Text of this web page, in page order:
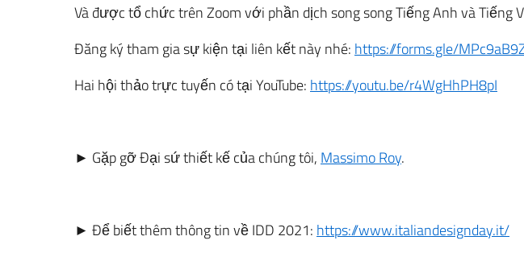
Và được tổ chức trên Zoom với phần dịch song song Tiếng Anh và Tiếng
Đăng ký tham gia sự kiện tại liên kết này nhé: https://forms.gle/
Hai hội thảo trực tuyến có tại YouTube: https://youtu.be/r4WgHhPH8pI
► Gặp gỡ Đại sứ thiết kế của chúng tôi, Massimo Roy.
► Để biết thêm thông tin về IDD 2021: https://www.italiandesignday.it/